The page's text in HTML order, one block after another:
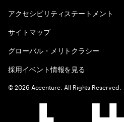
アクセシビリティステートメント
サイトマップ
グローバル・メリトクラシー
採用イベント情報を見る
©2026 Accenture. All Rights Reserved.